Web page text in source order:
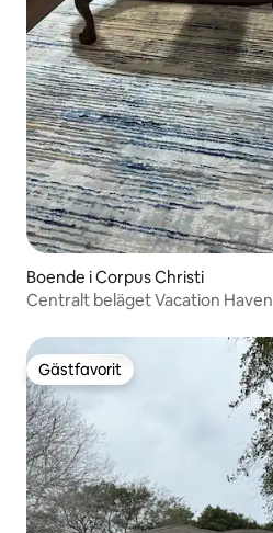
Boende i Corpus Christi
Centralt beläget Vacation Haven
Gästfavorit
Gästfavorit